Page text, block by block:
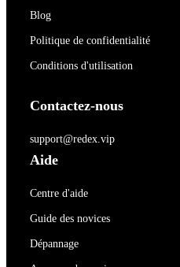
Blog
Politique de confidentialité
Conditions d'utilisation
Contactez-nous
support@redex.vip
Aide
Centre d'aide
Guide des novices
Dépannage